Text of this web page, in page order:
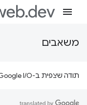
משאבים
תודה שצפית ב-Google I/O!